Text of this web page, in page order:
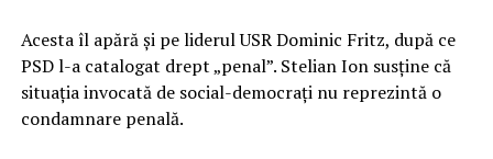
Acesta îl apără și pe liderul USR Dominic Fritz, după ce
PSD l-a catalogat drept „penal”. Stelian Ion susține că
situația invocată de social-democrați nu reprezintă o
condamnare penală.